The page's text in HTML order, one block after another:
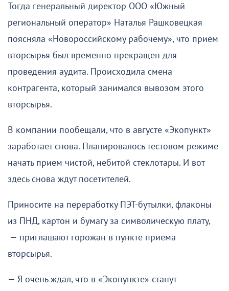
Тогда генеральный директор ООО «Южный
региональный оператор» Наталья Рашковецкая
поясняла «Новороссийскому рабочему», что приём
вторсырья был временно прекращен для
проведения аудита. Происходила смена
контрагента, который занимался вывозом этого
вторсырья.
В компании пообещали, что в августе «Экопункт»
заработает снова. Планировалось тестовом режиме
начать прием чистой, небитой стеклотары. И вот
здесь снова ждут посетителей.
Приносите на переработку ПЭТ-бутылки, флаконы
из ПНД, картон и бумагу за символическую плату,
— приглашают горожан в пункте приема
вторсырья.
— Я очень ждал, что в «Экопункте» станут